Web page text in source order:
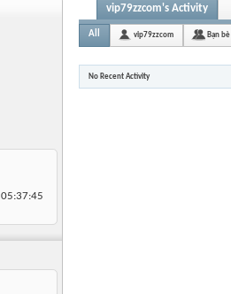
05:37:45
vip79zzcom's Activity
All vip79zzcom Bạn bè
No Recent Activity